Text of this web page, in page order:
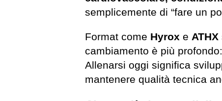
semplicemente di “fare un
Format come Hyrox e ATHX
cambiamento è più
Allenarsi oggi significa
mantenere qualità tecnica